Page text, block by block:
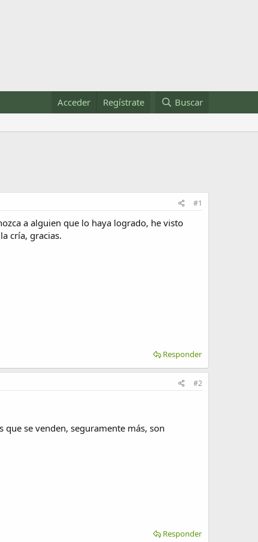
Acceder Regístrate Buscar
#1
a alguien que lo haya logrado, he visto
cría, gracias.
Responder
#2
que se venden, seguramente más, son
Responder